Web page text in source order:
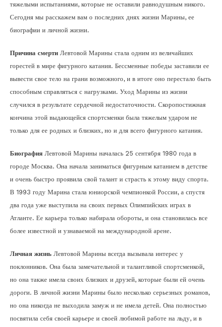
тяжелыми испытаниями, которые не оставили равнодушным никого.
Сегодня мы расскажем вам о последних днях жизни Марины, ее
биографии и личной жизни.
Причина смерти Левтовой Марины стала одним из величайших
горестей в мире фигурного катания. Бессменные победы заставили ее
вывести свое тело на грани возможного, и в итоге оно перестало быть
способным справляться с нагрузками. Уход Марины из жизни
случился в результате сердечной недостаточности. Скоропостижная
кончина этой выдающейся спортсменки была тяжелым ударом не
только для ее родных и близких, но и для всего фигурного катания.
Биография Левтовой Марины началась 25 сентября 1980 года в
городе Москва. Она начала заниматься фигурным катанием в детстве
и очень быстро проявила свой талант и страсть к этому виду спорта.
В 1993 году Марина стала юниорской чемпионкой России, а спустя
два года уже выступила на своих первых Олимпийских играх в
Атланте. Ее карьера только набирала обороты, и она становилась все
более известной и узнаваемой на международной арене.
Личная жизнь Левтовой Марины всегда вызывала интерес у
поклонников. Она была замечательной и талантливой спортсменкой,
но она также имела своих близких и друзей, которые были ей очень
дороги. В личной жизни Марины было несколько серьезных романов,
но она никогда не выходила замуж и не имела детей. Она полностью
посвятила себя своей карьере и своей любимой работе на льду, и в